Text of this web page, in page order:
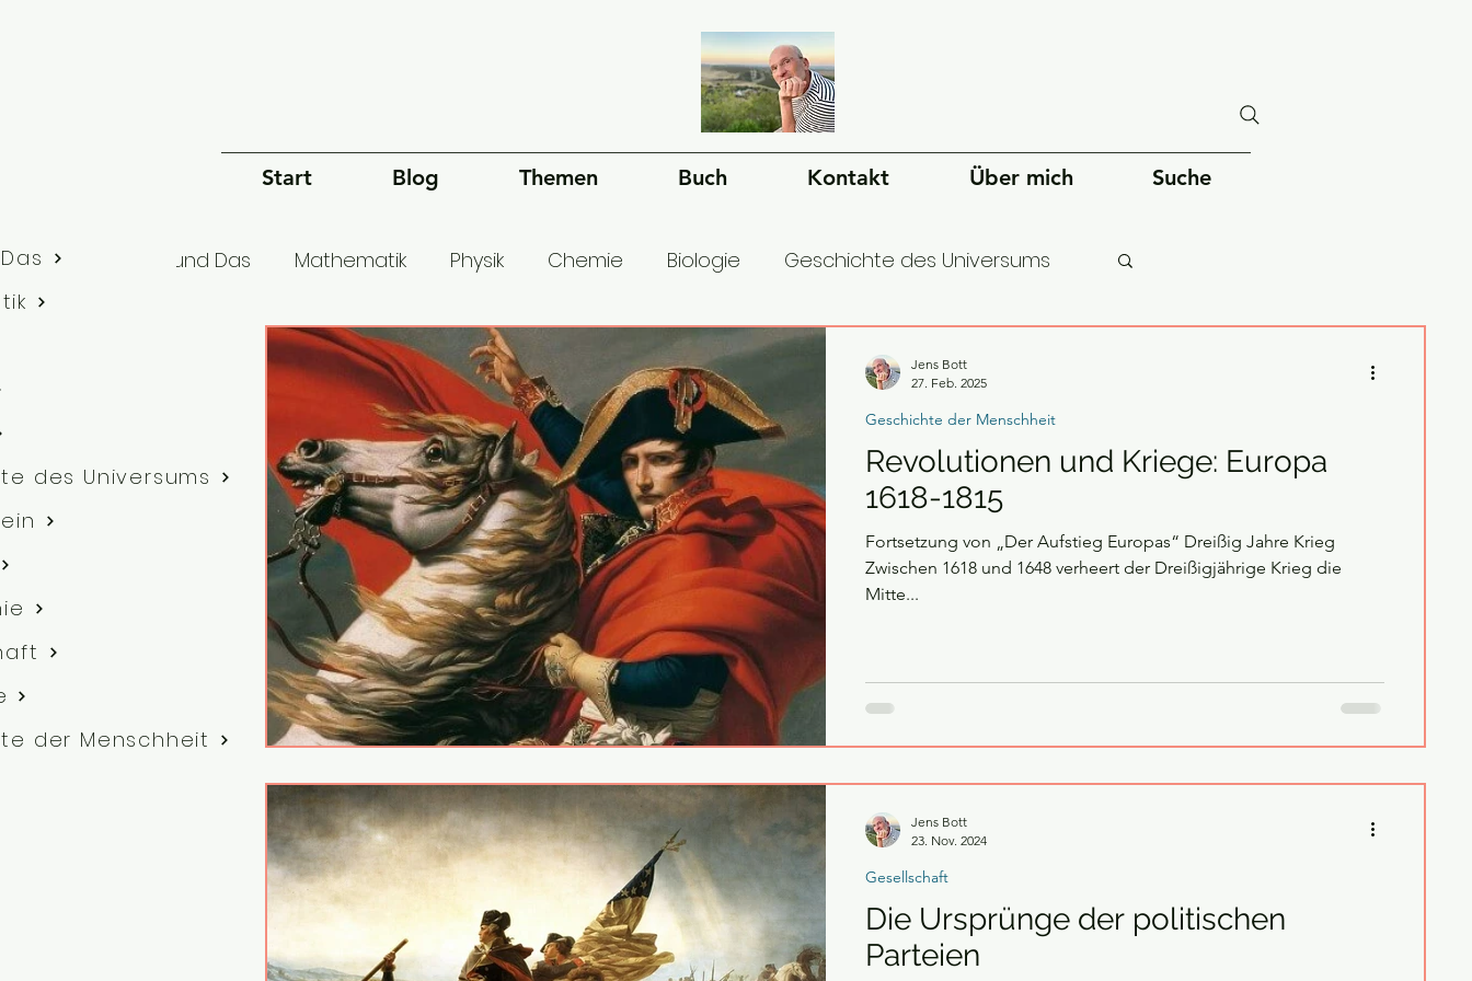
Start Blog Themen Buch Kontakt Über mich Suche
Artikel Dies und Das Mathematik Physik Chemie Biologie Geschichte des Universums
Sprache Philosophie Gesellschaft Ökonomie Geschichte der Menschheit
Revolutionen und Kriege: Europa
1618-1815
Fortsetzung von „Der Aufstieg Europas“ Dreißig Jahre Krieg
Zwischen 1618 und 1648 verheert der Dreißigjährige Krieg die
Mitte...
Geschichte der Menschheit
Jens Bott
27. Feb. 2025
Die Ursprünge der politischen
Parteien
Gesellschaft
Jens Bott
23. Nov. 2024
des Universums
der Menschheit